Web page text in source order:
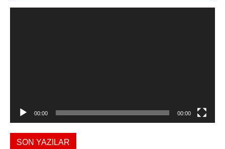
Video
00:00 00:00
SON YAZILAR